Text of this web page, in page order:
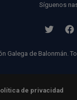
Síguenos
Galega de Balonmán.
de privacidad